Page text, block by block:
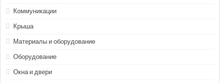
Коммуникации
Крыша
Материалы и оборудование
Оборудование
Окна и двери